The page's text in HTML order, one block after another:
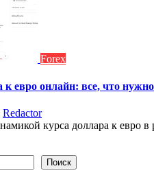
Forex
к евро онлайн: все, что
Redactor
курса доллара к евро
Поиск